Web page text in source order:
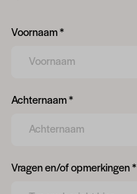
Form field 6a754046a69c3
Voornaam *
Form field 6a754046a7340
Achternaam *
Form field 6a754046a8918
Vragen en/of opmerkingen *